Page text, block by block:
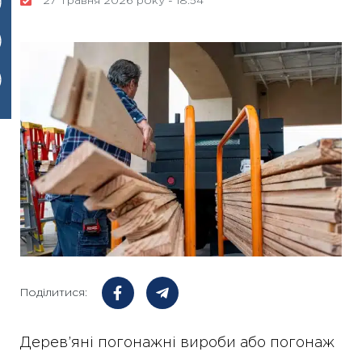
Поділитися:
Дерев’яні погонажні вироби або погонаж